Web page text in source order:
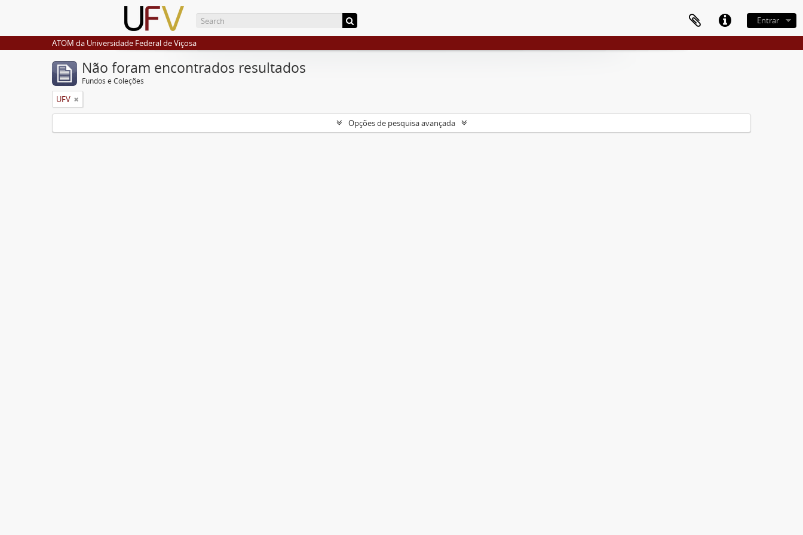
Entrar
ATOM da Universidade Federal de Viçosa
Não foram encontrados resultados
Fundos e Coleções
UFV
Opções de pesquisa avançada